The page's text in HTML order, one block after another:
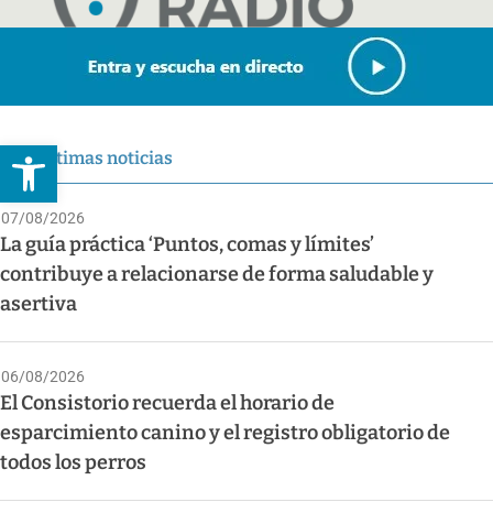
Abrir barra de herramientas
Últimas noticias
07/08/2026
La guía práctica ‘Puntos, comas y límites’
contribuye a relacionarse de forma saludable y
asertiva
06/08/2026
El Consistorio recuerda el horario de
esparcimiento canino y el registro obligatorio de
todos los perros